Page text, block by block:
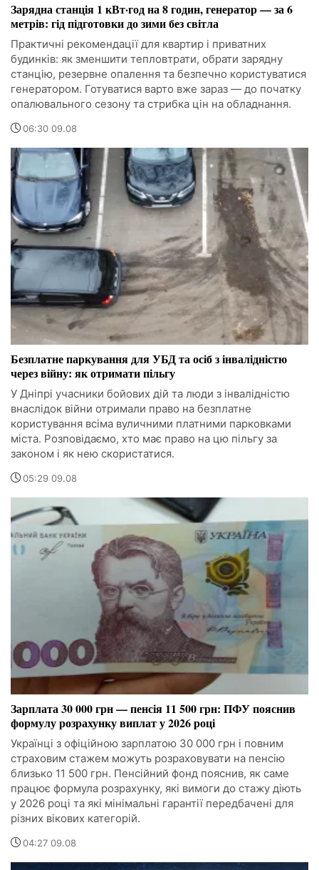
Зарядна станція 1 кВт·год на 8 годин, генератор — за 6
метрів: гід підготовки до зими без світла
Практичні рекомендації для квартир і приватних
будинків: як зменшити тепловтрати, обрати зарядну
станцію, резервне опалення та безпечно користуватися
генератором. Готуватися варто вже зараз — до початку
опалювального сезону та стрибка цін на обладнання.
06:30 09.08
Безплатне паркування для УБД та осіб з інвалідністю
через війну: як отримати пільгу
У Дніпрі учасники бойових дій та люди з інвалідністю
внаслідок війни отримали право на безплатне
користування всіма вуличними платними парковками
міста. Розповідаємо, хто має право на цю пільгу за
законом і як нею скористатися.
05:29 09.08
Зарплата 30 000 грн — пенсія 11 500 грн: ПФУ пояснив
формулу розрахунку виплат у 2026 році
Українці з офіційною зарплатою 30 000 грн і повним
страховим стажем можуть розраховувати на пенсію
близько 11 500 грн. Пенсійний фонд пояснив, як саме
працює формула розрахунку, які вимоги до стажу діють
у 2026 році та які мінімальні гарантії передбачені для
різних вікових категорій.
04:27 09.08